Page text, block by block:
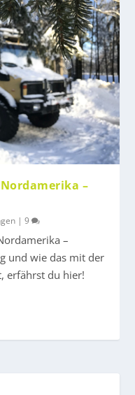
–
|9
–
und wie das mit der
erfährst du hier!